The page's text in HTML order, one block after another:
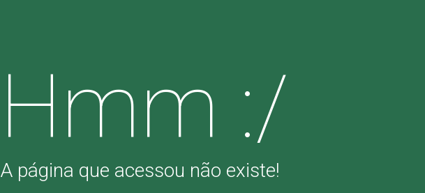
Hmm :/
A página que acessou não existe!